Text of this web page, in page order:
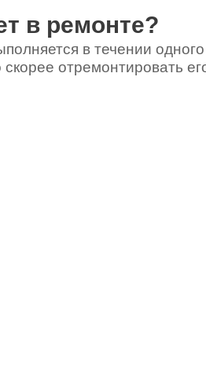
в ремонте?
в течении
отремонтировать